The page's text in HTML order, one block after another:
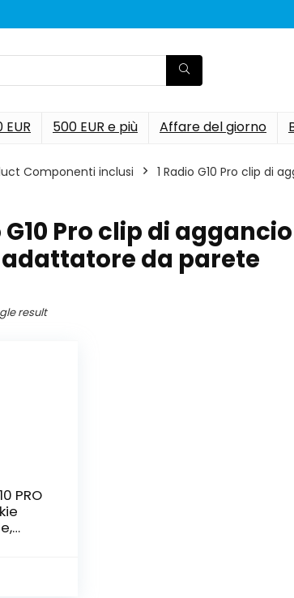
500 EUR e più Affare del giorno
Componenti inclusi
‎1 Radio G10 Pro clip di
G10 Pro clip di
da parete
result
PRO